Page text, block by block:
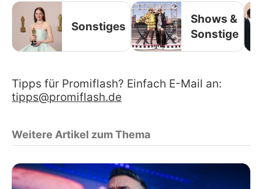
Sonstiges
Shows &
Sonstige
Tipps für Promiflash? Einfach E-Mail an:
tipps@promiflash.de
Weitere Artikel zum Thema